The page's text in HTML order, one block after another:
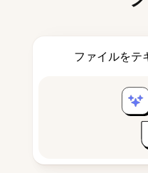
ファイルをテ